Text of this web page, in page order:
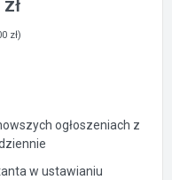
zł)
ogłoszeniach z
w ustawianiu